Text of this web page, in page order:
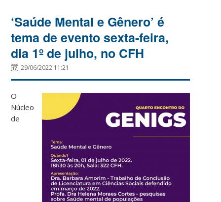
‘Saúde Mental e Gênero’ é
tema de evento sexta-feira,
dia 1º de julho, no CFH
29/06/2022 11:21
O
Núcleo
de